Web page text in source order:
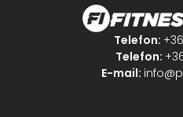
Telefon:
Telefon:
E-mail: